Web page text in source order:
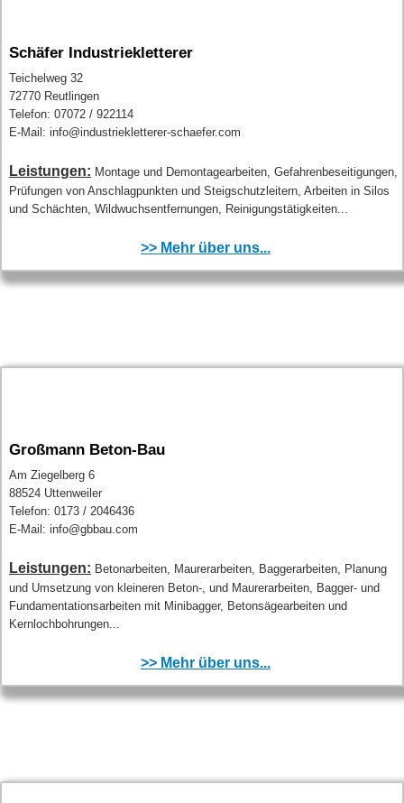
Schäfer Industriekletterer
Teichelweg 32
72770 Reutlingen
Telefon: 07072 / 922114
E-Mail: info@industriekletterer-schaefer.com
Leistungen: Montage und Demontagearbeiten, Gefahrenbeseitigungen,
Prüfungen von Anschlagpunkten und Steigschutzleitern, Arbeiten in Silos
und Schächten, Wildwuchsentfernungen, Reinigungstätigkeiten...
>> Mehr über uns...
Großmann Beton-Bau
Am Ziegelberg 6
88524 Uttenweiler
Telefon: 0173 / 2046436
E-Mail: info@gbbau.com
Leistungen: Betonarbeiten, Maurerarbeiten, Baggerarbeiten, Planung
und Umsetzung von kleineren Beton-, und Maurerarbeiten, Bagger- und
Fundamentationsarbeiten mit Minibagger, Betonsägearbeiten und
Kernlochbohrungen...
>> Mehr über uns...